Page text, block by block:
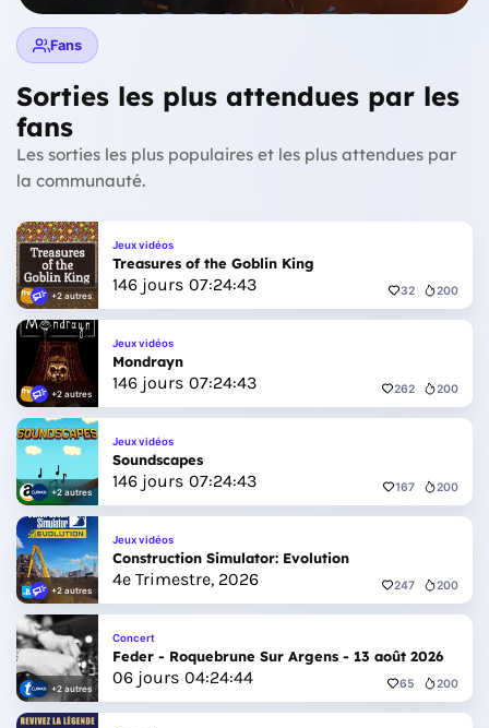
Fans
Sorties les plus attendues par les
fans
Les sorties les plus populaires et les plus attendues par
la communauté.
+2 autres
Jeux vidéos
Treasures of the Goblin King
146 jours 07:24:41 32 200
+2 autres
Jeux vidéos
Mondrayn
146 jours 07:24:41 262 200
+2 autres
Jeux vidéos
Soundscapes
146 jours 07:24:41 167 200
+2 autres
Jeux vidéos
Construction Simulator: Evolution
4e Trimestre, 2026 247 200
+2 autres
Concert
Feder - Roquebrune Sur Argens - 13 août 2026
06 jours 04:24:42 65 200